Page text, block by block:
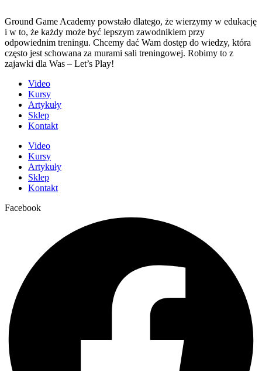
Ground Game Academy powstało dlatego, że wierzymy w edukację
i w to, że każdy może być lepszym zawodnikiem przy
odpowiednim treningu. Chcemy dać Wam dostęp do wiedzy, która
często jest schowana za murami sali treningowej. Robimy to z
zajawki dla Was – Let’s Play!
Video
Kursy
Artykuły
Sklep
Kontakt
Video
Kursy
Artykuły
Sklep
Kontakt
Facebook